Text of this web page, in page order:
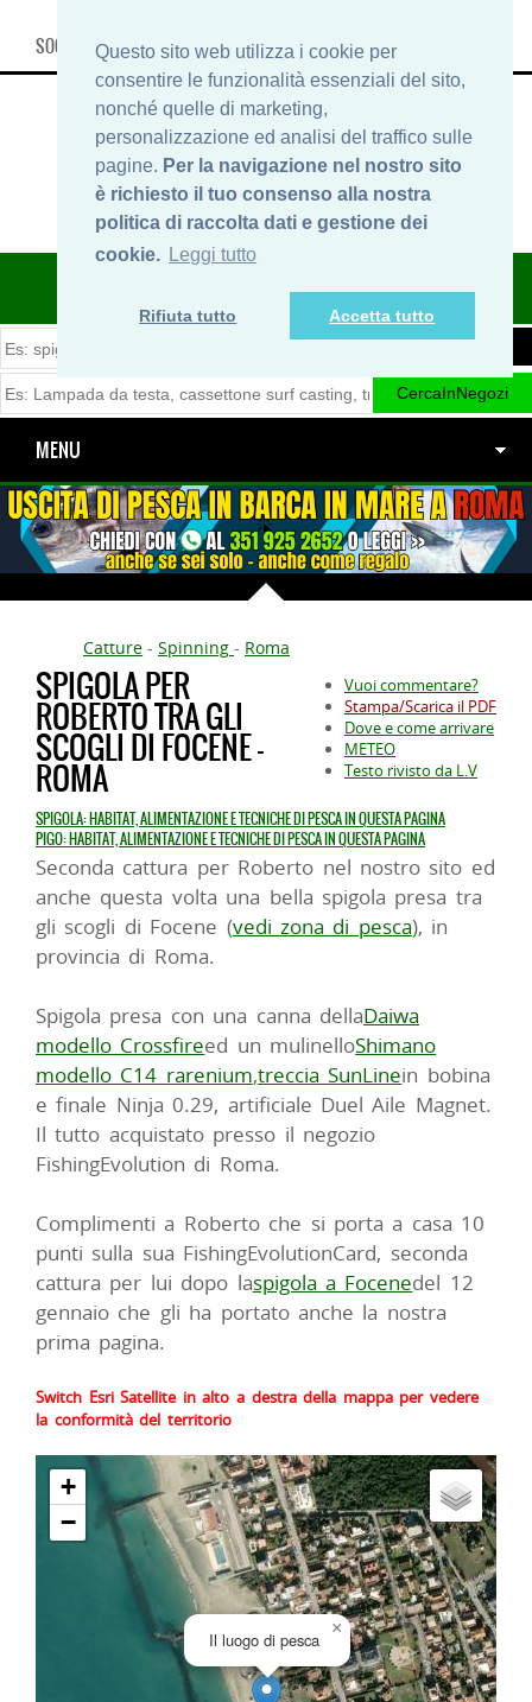
Questo sito web utilizza i cookie per
consentire le funzionalità essenziali del sito,
nonché quelle di marketing,
personalizzazione ed analisi del traffico sulle
pagine. Per la navigazione nel nostro sito
è richiesto il tuo consenso alla nostra
politica di raccolta dati e gestione dei
cookie. Leggi tutto
Rifiuta tutto Accetta tutto
SOCIAL, INFO & SHOP
ITINERARIDIPESCA.IT
MENU
Catture - Spinning - Roma
Vuoi commentare?
Stampa/Scarica il PDF
Dove e come arrivare
METEO
Testo rivisto da L.V
SPIGOLA PER
ROBERTO TRA GLI
SCOGLI DI FOCENE -
ROMA
SPIGOLA: HABITAT, ALIMENTAZIONE E TECNICHE DI PESCA IN QUESTA PAGINA
PIGO: HABITAT, ALIMENTAZIONE E TECNICHE DI PESCA IN QUESTA PAGINA
Seconda cattura per Roberto nel nostro sito ed
anche questa volta una bella spigola presa tra
gli scogli di Focene (vedi zona di pesca), in
provincia di Roma.
Spigola presa con una canna dellaDaiwa
modello Crossfireed un mulinelloShimano
modello C14 rarenium,treccia SunLinein bobina
e finale Ninja 0.29, artificiale Duel Aile Magnet.
Il tutto acquistato presso il negozio
FishingEvolution di Roma.
Complimenti a Roberto che si porta a casa 10
punti sulla sua FishingEvolutionCard, seconda
cattura per lui dopo laspigola a Focenedel 12
gennaio che gli ha portato anche la nostra
prima pagina.
Switch Esri Satellite in alto a destra della mappa per vedere
la conformità del territorio
Il luogo di pesca
×
+
−